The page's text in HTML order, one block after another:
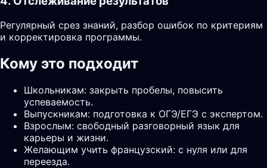
Регулярный срез знаний, разбор ошибок по критериям
и корректировка программы.
Кому это подходит
Школьникам: закрыть пробелы, повысить
успеваемость.
Выпускникам: подготовка к ОГЭ/ЕГЭ с экспертом.
Взрослым: свободный разговорный язык для
карьеры и жизни.
Желающим учить французский: с нуля или для
переезда.